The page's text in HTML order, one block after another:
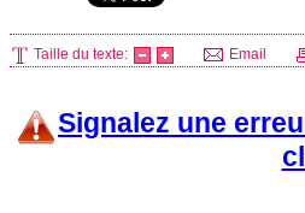
Taille du texte: Email
Signalez une